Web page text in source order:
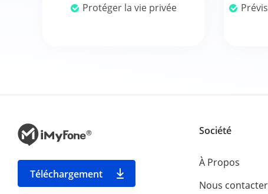
Protéger la vie privée
Téléchargement
Société
À Propos
Nous contacter